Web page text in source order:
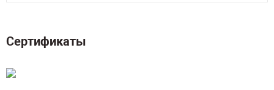
Сертификаты